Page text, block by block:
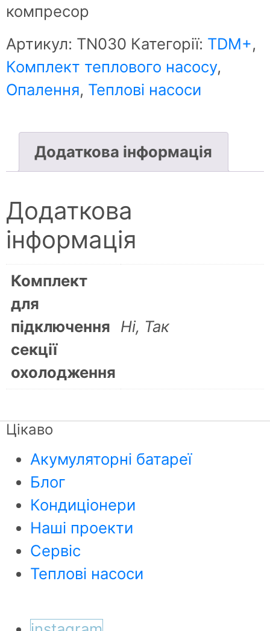
компресор
Артикул: ТN030 Категорії: TDM+,
Комплект теплового насосу,
Опалення, Теплові насоси
Додаткова інформація
Додаткова
інформація
Комплект
для
підключення
секції
охолодження
Ні, Так
Цікаво
Акумуляторні батареї
Блог
Кондиціонери
Наші проекти
Сервіс
Теплові насоси